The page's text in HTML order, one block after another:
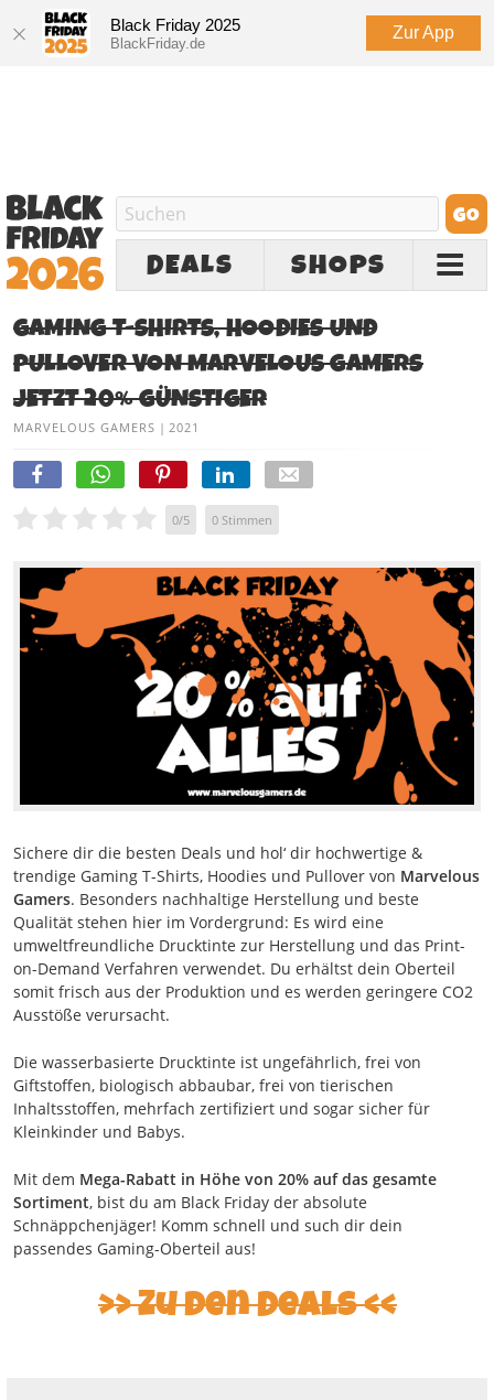
Black Friday 2025
BlackFriday.de
Zur App
DEALS SHOPS
GAMING T-SHIRTS, HOODIES UND
PULLOVER VON MARVELOUS GAMERS
JETZT 20% GÜNSTIGER
MARVELOUS GAMERS | 2021
0/5 0 Stimmen
Sichere dir die besten Deals und hol‘ dir hochwertige &
trendige Gaming T-Shirts, Hoodies und Pullover von Marvelous
Gamers. Besonders nachhaltige Herstellung und beste
Qualität stehen hier im Vordergrund: Es wird eine
umweltfreundliche Drucktinte zur Herstellung und das Print-
on-Demand Verfahren verwendet. Du erhältst dein Oberteil
somit frisch aus der Produktion und es werden geringere CO2
Ausstöße verursacht.
Die wasserbasierte Drucktinte ist ungefährlich, frei von
Giftstoffen, biologisch abbaubar, frei von tierischen
Inhaltsstoffen, mehrfach zertifiziert und sogar sicher für
Kleinkinder und Babys.
Mit dem Mega-Rabatt in Höhe von 20% auf das gesamte
Sortiment, bist du am Black Friday der absolute
Schnäppchenjäger! Komm schnell und such dir dein
passendes Gaming-Oberteil aus!
Zu den Deals